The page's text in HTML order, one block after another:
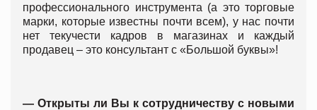
профессионального инструмента (а это торговые
марки, которые известны почти всем), у нас почти
нет текучести кадров в магазинах и каждый
продавец – это консультант с «Большой буквы»!
— Открыты ли Вы к сотрудничеству с новыми